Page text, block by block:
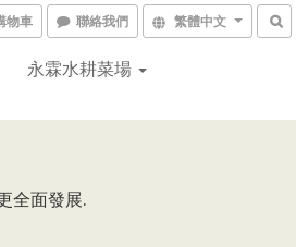
物車 聯絡我們 繁體中文
永霖水耕菜場
全面發展.